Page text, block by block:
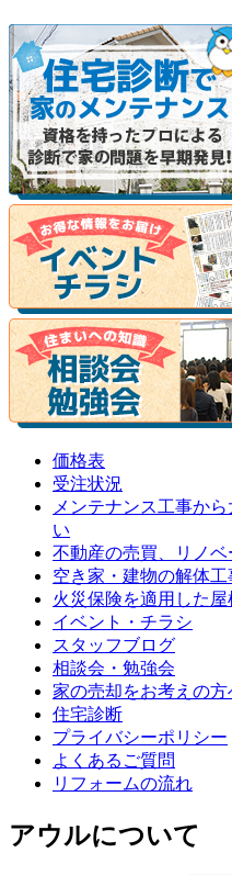
価格表
受注状況
メンテナンス工事か
い
不動産の売買、リノ
空き家・建物の解体
火災保険を適用した
イベント・チラシ
スタッフブログ
相談会・勉強会
家の売却をお考えの方
住宅診断
プライバシーポリシー
よくあるご質問
リフォームの流れ
アウルについて